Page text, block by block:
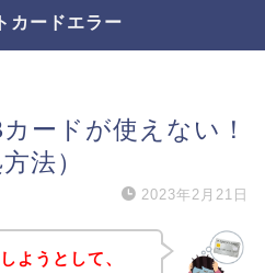
カードエラー
ードが使えない！
法）
2023年2月21日
ようとして、